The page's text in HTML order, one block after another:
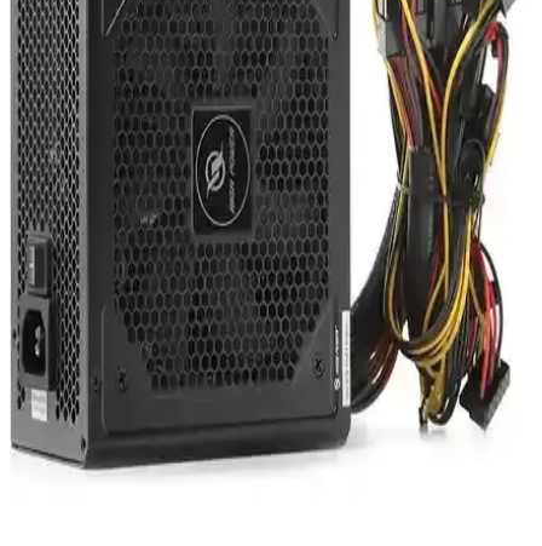
PowerBoost BST-ATX550WEU 550W 80+ Verimli
Fanlı ATX Güç Kaynağı Özellikleri ve Performansı
PowerBoost BST-ATX550WEU, 550W güç çıkışı, %80 üzeri
verimlilik ve sessiz 12cm fanıyla yüksek performans sunar. Kablo
düzeni ve dayanıklılığıyla bilgisayar sistemlerinize güven sağlar.
Toshiba 19V 3.95A Notebook Adaptörü: Teknik
Özellikler ve Kullanım Analizi
Toshiba 19V 3.95A notebook adaptörü, yüksek performans ve geniş
uyumluluk sağlayan güvenilir bir güç kaynağıdır. Farklı modellerle
uyumlu, stabil enerji ve uzun ömür sunar.
Powerway TX60 Güç Kaynağı Hakkında Detaylı
Bilgi ve Sektördeki Yeri
Powerway TX60 hakkında kesin bilgiler olmamakla birlikte, enerji
verimliliği ve güvenilirlik odaklı güç kaynağı teknolojilerinin genel
trendleri yansıması bekleniyor.